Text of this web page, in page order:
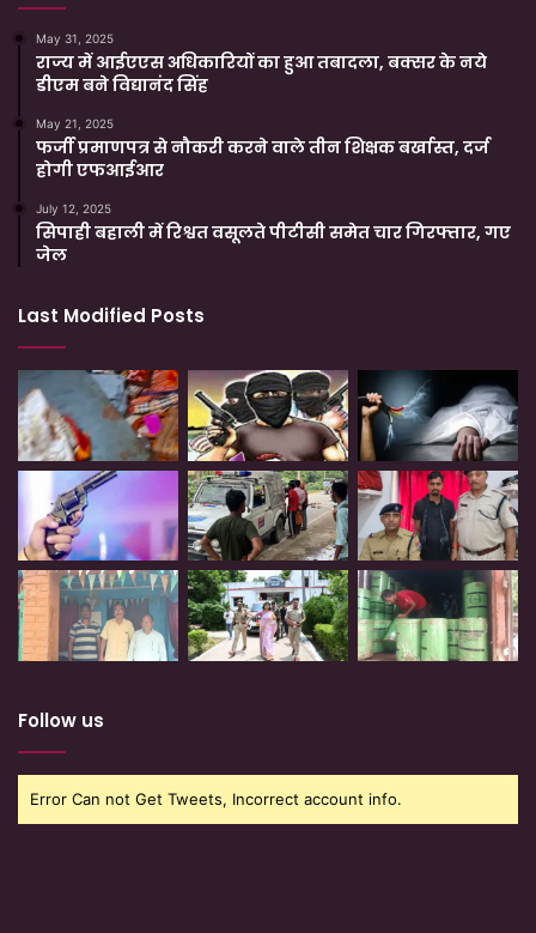
May 31, 2025
राज्य में आईएएस अधिकारियों का हुआ तबादला, बक्सर के नये
डीएम बने विद्यानंद सिंह
May 21, 2025
फर्जी प्रमाणपत्र से नौकरी करने वाले तीन शिक्षक बर्खास्त, दर्ज
होगी एफआईआर
July 12, 2025
सिपाही बहाली में रिश्वत वसूलते पीटीसी समेत चार गिरफ्तार, गए
जेल
Last Modified Posts
Follow us
Error Can not Get Tweets, Incorrect account info.